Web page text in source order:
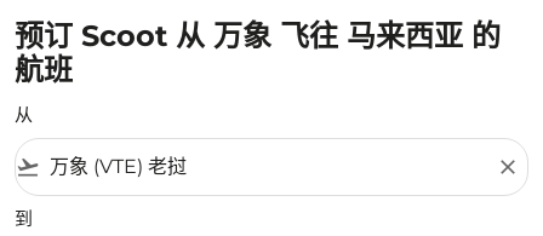
预订 Scoot 从 万象 飞往 马来西亚 的
航班
从
flight_takeoff close
到